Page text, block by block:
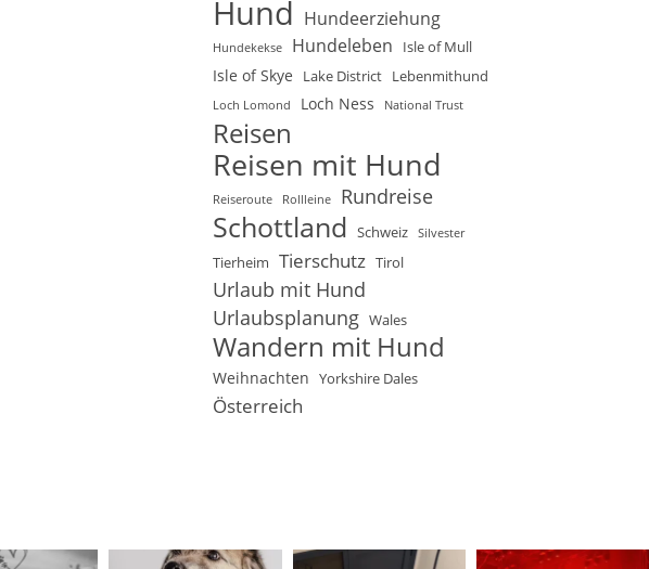
Hund Hundeerziehung
Hundekekse Hundeleben Isle of Mull
Isle of Skye Lake District Lebenmithund
Loch Lomond Loch Ness National Trust
Reisen
Reisen mit Hund
Reiseroute Rollleine Rundreise
Schottland Schweiz Silvester
Tierheim Tierschutz Tirol
Urlaub mit Hund
Urlaubsplanung Wales
Wandern mit Hund
Weihnachten Yorkshire Dales
Österreich